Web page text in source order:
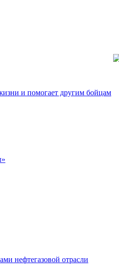
и помогает другим бойцам
нефтегазовой отрасли